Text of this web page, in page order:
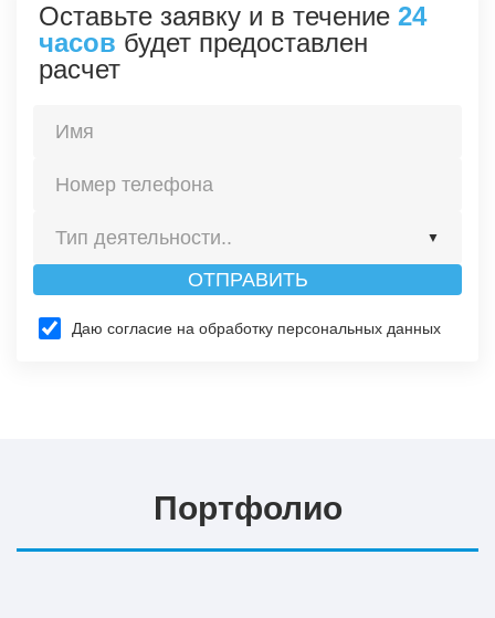
Оставьте заявку и в течение 24
часов будет предоставлен
расчет
Тип деятельности.. ▼
Строительство
ОТПРАВИТЬ
Даю согласие на обработку персональных данных
Портфолио